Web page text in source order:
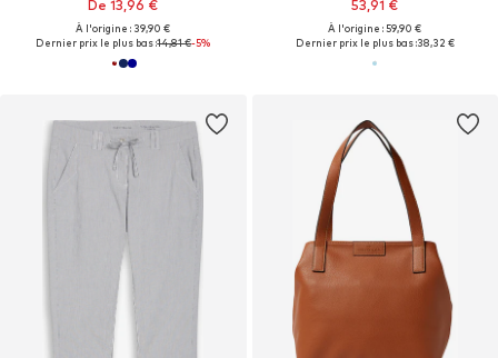
De 13,96 €
À l'origine : 39,90 €
Dernier prix le plus bas :14,81 €-5%
53,91 €
À l'origine : 59,90 €
Dernier prix le plus bas :38,32 €